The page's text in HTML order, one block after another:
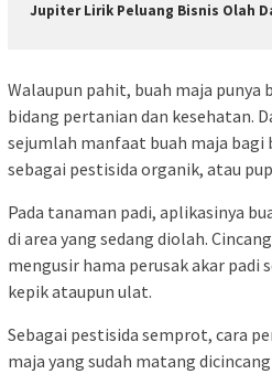
Jupiter Lirik Peluang Bisnis Olah
Walaupun pahit, buah maja punya
bidang pertanian dan kesehatan.
sejumlah manfaat buah maja
sebagai pestisida organik, atau
Pada tanaman padi, aplikasinya
di area yang sedang diolah.
mengusir hama perusak akar padi
kepik ataupun ulat.
Sebagai pestisida semprot, cara
maja yang sudah matang